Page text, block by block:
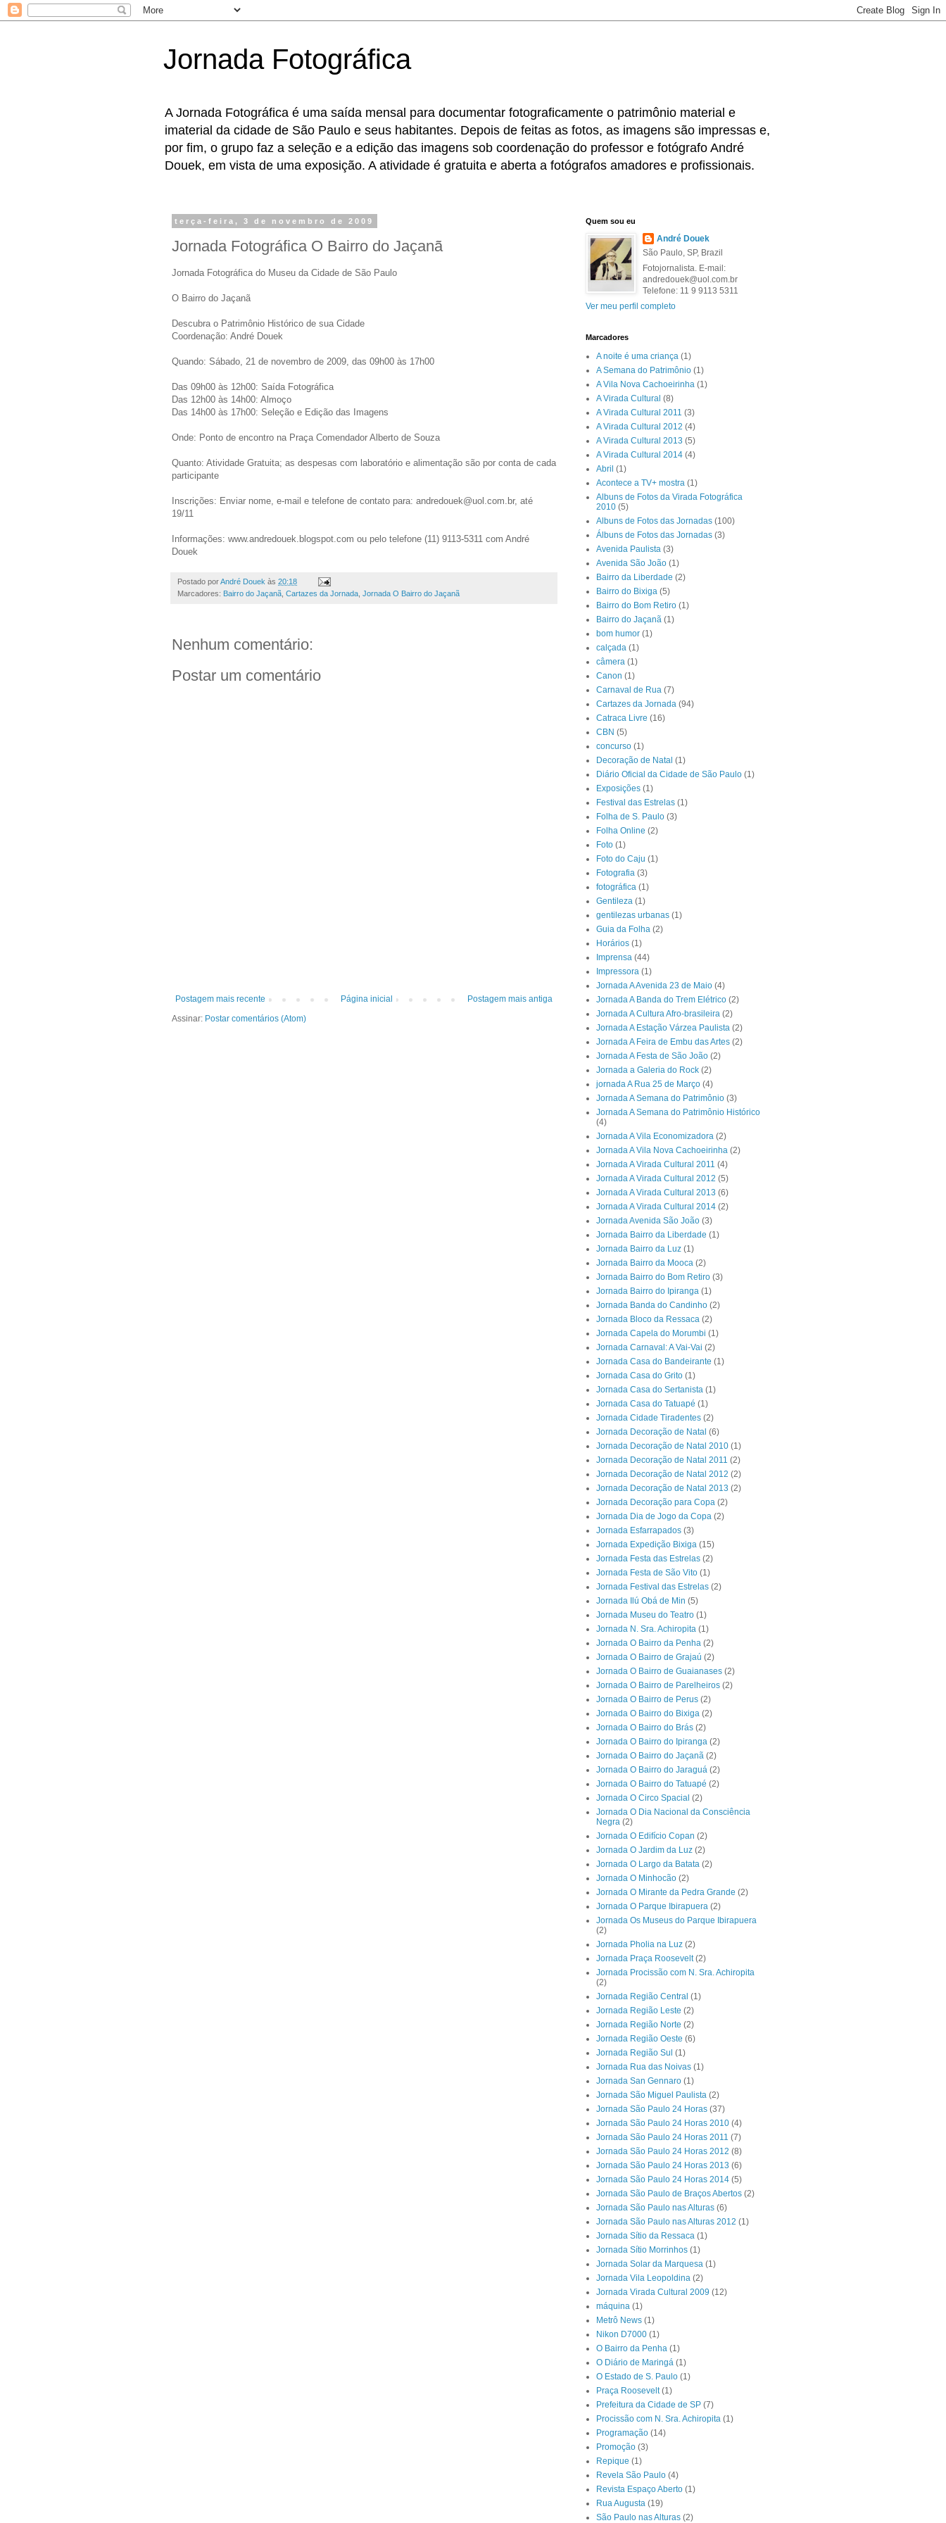
Jornada Fotográfica
A Jornada Fotográfica é uma saída mensal para documentar fotograficamente o patrimônio material e
imaterial da cidade de São Paulo e seus habitantes. Depois de feitas as fotos, as imagens são impressas e,
por fim, o grupo faz a seleção e a edição das imagens sob coordenação do professor e fotógrafo André
Douek, em vista de uma exposição. A atividade é gratuita e aberta a fotógrafos amadores e profissionais.
terça-feira, 3 de novembro de 2009
Jornada Fotográfica O Bairro do Jaçanã
Jornada Fotográfica do Museu da Cidade de São Paulo
O Bairro do Jaçanã
Descubra o Patrimônio Histórico de sua Cidade
Coordenação: André Douek
Quando: Sábado, 21 de novembro de 2009, das 09h00 às 17h00
Das 09h00 às 12h00: Saída Fotográfica
Das 12h00 às 14h00: Almoço
Das 14h00 às 17h00: Seleção e Edição das Imagens
Onde: Ponto de encontro na Praça Comendador Alberto de Souza
Quanto: Atividade Gratuita; as despesas com laboratório e alimentação são por conta de cada
participante
Inscrições: Enviar nome, e-mail e telefone de contato para: andredouek@uol.com.br, até
19/11
Informações: www.andredouek.blogspot.com ou pelo telefone (11) 9113-5311 com André
Douek
Postado porAndré Douek às 20:18
Marcadores: Bairro do Jaçanã Cartazes da Jornada Jornada O Bairro do Jaçanã
Nenhum comentário:
Postar um comentário
Postagem mais recente Postagem mais antiga
Página inicial
Assinar: Postar comentários (Atom)
Quem sou eu
André Douek
São Paulo, SP, Brazil
Fotojornalista. E-mail:
andredouek@uol.com.br
Telefone: 11 9 9113 5311
Ver meu perfil completo
Marcadores
A noite é uma criança (1)
A Semana do Patrimônio (1)
A Vila Nova Cachoeirinha (1)
A Virada Cultural (8)
A Virada Cultural 2011 (3)
A Virada Cultural 2012 (4)
A Virada Cultural 2013 (5)
A Virada Cultural 2014 (4)
Abril (1)
Acontece a TV+ mostra (1)
Albuns de Fotos da Virada Fotográfica
2010 (5)
Albuns de Fotos das Jornadas (100)
Álbuns de Fotos das Jornadas (3)
Avenida Paulista (3)
Avenida São João (1)
Bairro da Liberdade (2)
Bairro do Bixiga (5)
Bairro do Bom Retiro (1)
Bairro do Jaçanã (1)
bom humor (1)
calçada (1)
câmera (1)
Canon (1)
Carnaval de Rua (7)
Cartazes da Jornada (94)
Catraca Livre (16)
CBN (5)
concurso (1)
Decoração de Natal (1)
Diário Oficial da Cidade de São Paulo (1)
Exposições (1)
Festival das Estrelas (1)
Folha de S. Paulo (3)
Folha Online (2)
Foto (1)
Foto do Caju (1)
Fotografia (3)
fotográfica (1)
Gentileza (1)
gentilezas urbanas (1)
Guia da Folha (2)
Horários (1)
Imprensa (44)
Impressora (1)
Jornada A Avenida 23 de Maio (4)
Jornada A Banda do Trem Elétrico (2)
Jornada A Cultura Afro-brasileira (2)
Jornada A Estação Várzea Paulista (2)
Jornada A Feira de Embu das Artes (2)
Jornada A Festa de São João (2)
Jornada a Galeria do Rock (2)
jornada A Rua 25 de Março (4)
Jornada A Semana do Patrimônio (3)
Jornada A Semana do Patrimônio Histórico
(4)
Jornada A Vila Economizadora (2)
Jornada A Vila Nova Cachoeirinha (2)
Jornada A Virada Cultural 2011 (4)
Jornada A Virada Cultural 2012 (5)
Jornada A Virada Cultural 2013 (6)
Jornada A Virada Cultural 2014 (2)
Jornada Avenida São João (3)
Jornada Bairro da Liberdade (1)
Jornada Bairro da Luz (1)
Jornada Bairro da Mooca (2)
Jornada Bairro do Bom Retiro (3)
Jornada Bairro do Ipiranga (1)
Jornada Banda do Candinho (2)
Jornada Bloco da Ressaca (2)
Jornada Capela do Morumbi (1)
Jornada Carnaval: A Vai-Vai (2)
Jornada Casa do Bandeirante (1)
Jornada Casa do Grito (1)
Jornada Casa do Sertanista (1)
Jornada Casa do Tatuapé (1)
Jornada Cidade Tiradentes (2)
Jornada Decoração de Natal (6)
Jornada Decoração de Natal 2010 (1)
Jornada Decoração de Natal 2011 (2)
Jornada Decoração de Natal 2012 (2)
Jornada Decoração de Natal 2013 (2)
Jornada Decoração para Copa (2)
Jornada Dia de Jogo da Copa (2)
Jornada Esfarrapados (3)
Jornada Expedição Bixiga (15)
Jornada Festa das Estrelas (2)
Jornada Festa de São Vito (1)
Jornada Festival das Estrelas (2)
Jornada Ilú Obá de Min (5)
Jornada Museu do Teatro (1)
Jornada N. Sra. Achiropita (1)
Jornada O Bairro da Penha (2)
Jornada O Bairro de Grajaú (2)
Jornada O Bairro de Guaianases (2)
Jornada O Bairro de Parelheiros (2)
Jornada O Bairro de Perus (2)
Jornada O Bairro do Bixiga (2)
Jornada O Bairro do Brás (2)
Jornada O Bairro do Ipiranga (2)
Jornada O Bairro do Jaçanã (2)
Jornada O Bairro do Jaraguá (2)
Jornada O Bairro do Tatuapé (2)
Jornada O Circo Spacial (2)
Jornada O Dia Nacional da Consciência
Negra (2)
Jornada O Edifício Copan (2)
Jornada O Jardim da Luz (2)
Jornada O Largo da Batata (2)
Jornada O Minhocão (2)
Jornada O Mirante da Pedra Grande (2)
Jornada O Parque Ibirapuera (2)
Jornada Os Museus do Parque Ibirapuera
(2)
Jornada Pholia na Luz (2)
Jornada Praça Roosevelt (2)
Jornada Procissão com N. Sra. Achiropita
(2)
Jornada Região Central (1)
Jornada Região Leste (2)
Jornada Região Norte (2)
Jornada Região Oeste (6)
Jornada Região Sul (1)
Jornada Rua das Noivas (1)
Jornada San Gennaro (1)
Jornada São Miguel Paulista (2)
Jornada São Paulo 24 Horas (37)
Jornada São Paulo 24 Horas 2010 (4)
Jornada São Paulo 24 Horas 2011 (7)
Jornada São Paulo 24 Horas 2012 (8)
Jornada São Paulo 24 Horas 2013 (6)
Jornada São Paulo 24 Horas 2014 (5)
Jornada São Paulo de Braços Abertos (2)
Jornada São Paulo nas Alturas (6)
Jornada São Paulo nas Alturas 2012 (1)
Jornada Sítio da Ressaca (1)
Jornada Sítio Morrinhos (1)
Jornada Solar da Marquesa (1)
Jornada Vila Leopoldina (2)
Jornada Virada Cultural 2009 (12)
máquina (1)
Metrô News (1)
Nikon D7000 (1)
O Bairro da Penha (1)
O Diário de Maringá (1)
O Estado de S. Paulo (1)
Praça Roosevelt (1)
Prefeitura da Cidade de SP (7)
Procissão com N. Sra. Achiropita (1)
Programação (14)
Promoção (3)
Repique (1)
Revela São Paulo (4)
Revista Espaço Aberto (1)
Rua Augusta (19)
São Paulo nas Alturas (2)